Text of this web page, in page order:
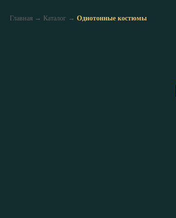
Главная → Каталог → Однотонные костюмы